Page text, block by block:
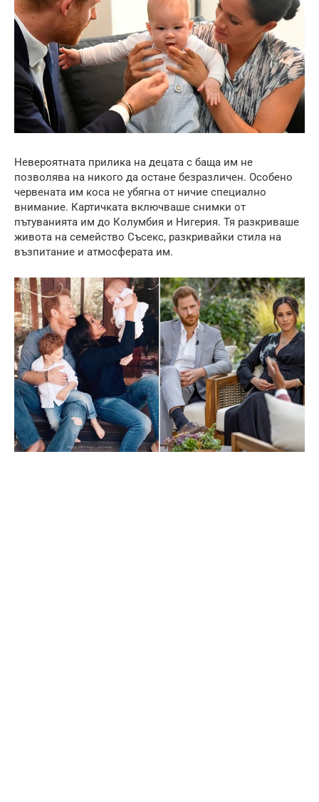
Невероятната прилика на децата с баща им не
позволява на никого да остане безразличен. Особено
червената им коса не убягна от ничие специално
внимание. Картичката включваше снимки от
пътуванията им до Колумбия и Нигерия. Тя разкриваше
живота на семейство Съсекс, разкривайки стила на
възпитание и атмосферата им.